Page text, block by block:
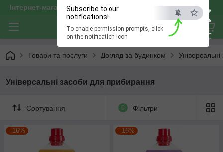
×
ESC
Subscribe to our
notifications!
To enable permission prompts, click
on the notification icon
Інтернет-магазин "optservis"
Товари та послуги Догляд за будинком
Універсальні засоби для прибирання
Сортування 0 Фільтри
–16% –16%